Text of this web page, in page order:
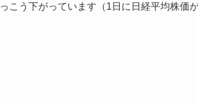
こう下がっています（1日に日経平均株価